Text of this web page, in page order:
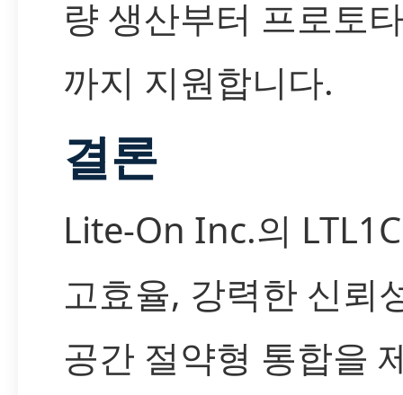
량 생산부터 프로토
까지 지원합니다.
결론
Lite-On Inc.의
고효율, 강력한 신뢰
공간 절약형 통합을